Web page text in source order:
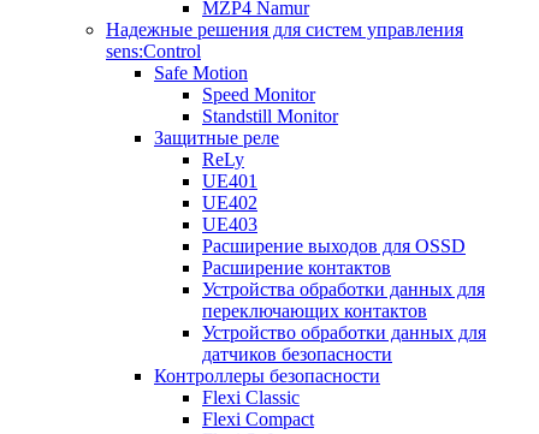
MZP4 Namur
Надежные решения для систем управления
sens:Control
Safe Motion
Speed Monitor
Standstill Monitor
Защитные реле
ReLy
UE401
UE402
UE403
Расширение выходов для OSSD
Расширение контактов
Устройства обработки данных для
переключающих контактов
Устройство обработки данных для
датчиков безопасности
Контроллеры безопасности
Flexi Classic
Flexi Compact